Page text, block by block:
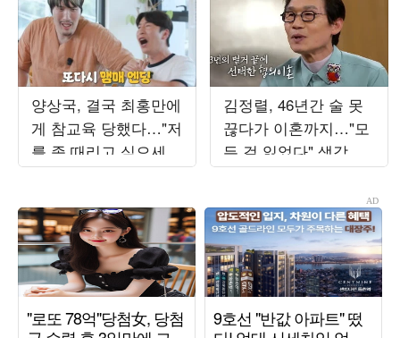
양상국, 결국 최홍만에
게 참교육 당했다…"저
를 좀 때리고 싶으세
요?" ('거인인데요')
김정렬, 46년간 술 못
끊다가 이혼까지…"모
든 걸 잃었다" 생각에
금주 성공 ('데이앤나